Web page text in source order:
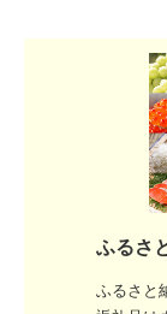
ふるさ
ふるさと